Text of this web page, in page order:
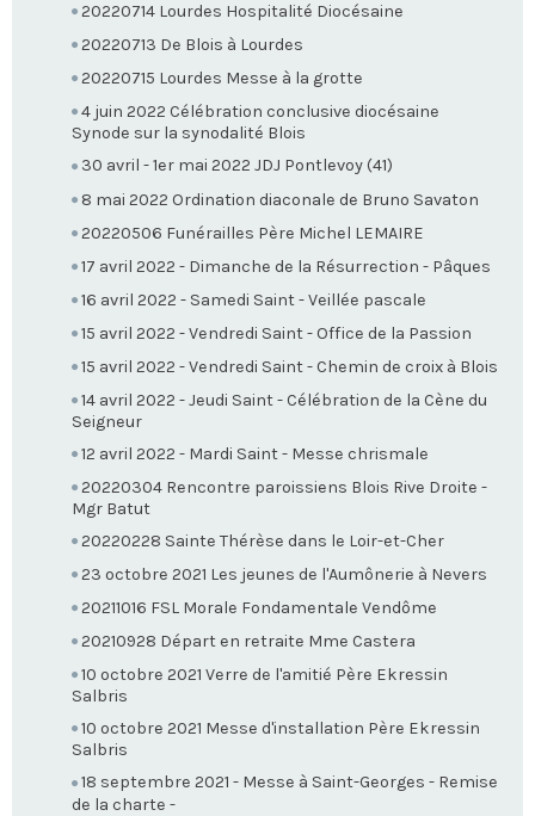
20220714 Lourdes Hospitalité Diocésaine
20220713 De Blois à Lourdes
20220715 Lourdes Messe à la grotte
4 juin 2022 Célébration conclusive diocésaine
Synode sur la synodalité Blois
30 avril - 1er mai 2022 JDJ Pontlevoy (41)
8 mai 2022 Ordination diaconale de Bruno Savaton
20220506 Funérailles Père Michel LEMAIRE
17 avril 2022 - Dimanche de la Résurrection - Pâques
16 avril 2022 - Samedi Saint - Veillée pascale
15 avril 2022 - Vendredi Saint - Office de la Passion
15 avril 2022 - Vendredi Saint - Chemin de croix à Blois
14 avril 2022 - Jeudi Saint - Célébration de la Cène du
Seigneur
12 avril 2022 - Mardi Saint - Messe chrismale
20220304 Rencontre paroissiens Blois Rive Droite -
Mgr Batut
20220228 Sainte Thérèse dans le Loir-et-Cher
23 octobre 2021 Les jeunes de l'Aumônerie à Nevers
20211016 FSL Morale Fondamentale Vendôme
20210928 Départ en retraite Mme Castera
10 octobre 2021 Verre de l'amitié Père Ekressin
Salbris
10 octobre 2021 Messe d'installation Père Ekressin
Salbris
18 septembre 2021 - Messe à Saint-Georges - Remise
de la charte -